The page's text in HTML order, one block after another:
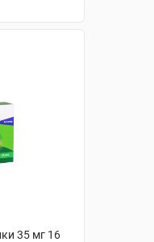
35 мг 16